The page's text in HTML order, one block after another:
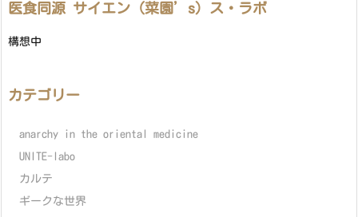
医食同源 サイエン（菜園’s）ス・ラボ
構想中
カテゴリー
anarchy in the oriental medicine
UNITE-labo
カルテ
ギークな世界